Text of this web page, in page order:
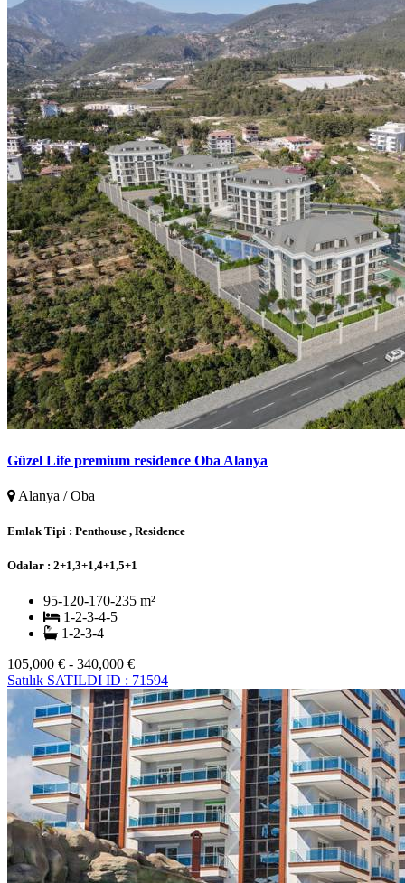
Güzel Life premium residence Oba Alanya
Alanya / Oba
Emlak Tipi : Penthouse , Residence
Odalar : 2+1,3+1,4+1,5+1
95-120-170-235 m²
1-2-3-4-5
1-2-3-4
105,000 € - 340,000 €
Satılık SATILDI ID : 71594